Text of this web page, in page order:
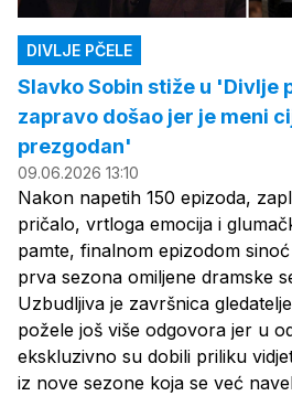
DIVLJE PČELE
Slavko Sobin stiže u 'Divlje
zapravo došao jer je meni
prezgodan'
09.06.2026 13:10
Nakon napetih 150 epizoda,
pričalo, vrtloga emocija i
pamte, finalnom epizodom
prva sezona omiljene dramske
Uzbudljiva je završnica
požele još više odgovora jer u
ekskluzivno su dobili priliku
iz nove sezone koja se već